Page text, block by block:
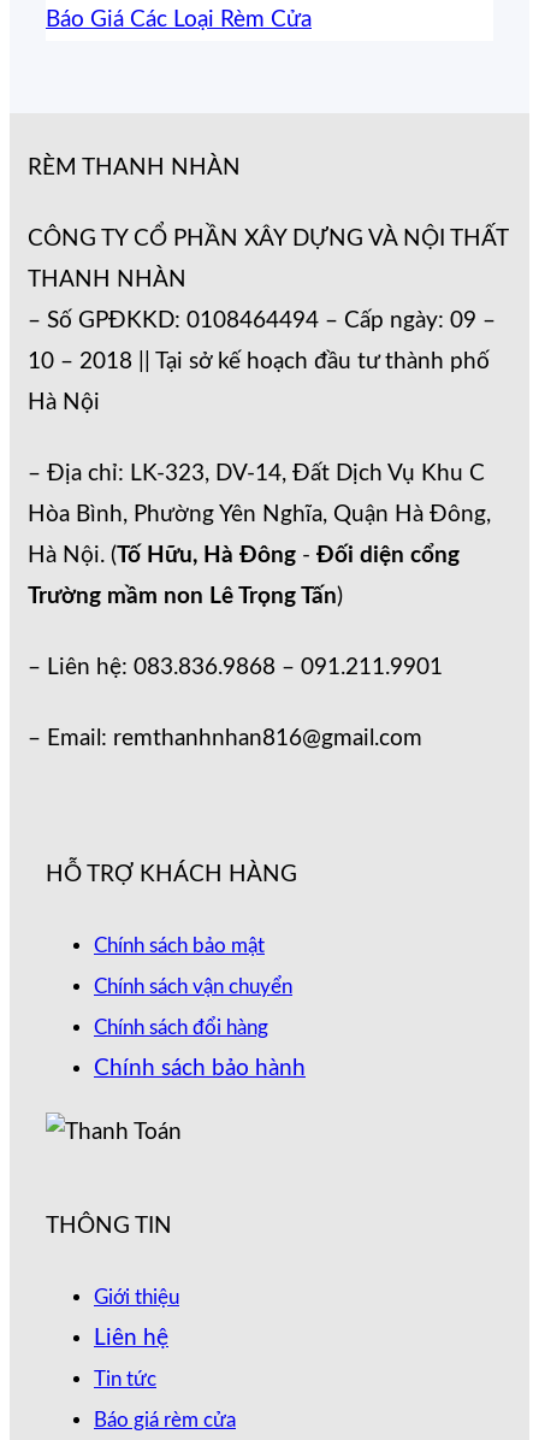
Báo Giá Các Loại Rèm Cửa
RÈM THANH NHÀN
CÔNG TY CỔ PHẦN XÂY DỰNG VÀ NỘI THẤT
THANH NHÀN
– Số GPĐKKD: 0108464494 – Cấp ngày: 09 –
10 – 2018 || Tại sở kế hoạch đầu tư thành phố
Hà Nội
– Địa chỉ: LK-323, DV-14, Đất Dịch Vụ Khu C
Hòa Bình, Phường Yên Nghĩa, Quận Hà Đông,
Hà Nội. (Tố Hữu, Hà Đông - Đối diện cổng
Trường mầm non Lê Trọng Tấn)
– Liên hệ: 083.836.9868 – 091.211.9901
– Email: remthanhnhan816@gmail.com
HỖ TRỢ KHÁCH HÀNG
Chính sách bảo mật
Chính sách vận chuyển
Chính sách đổi hàng
Chính sách bảo hành
THÔNG TIN
Giới thiệu
Liên hệ
Tin tức
Báo giá rèm cửa